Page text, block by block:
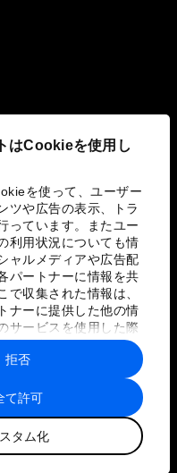
はCookieを使用し
を使って、ユーザー
ツや広告の表示、トラ
っています。またユー
利用状況についても情
ャルメディアや広告配
パートナーに情報を共
で収集された情報は、
ナーに提供した他の情
サービスを使用した際
組み合わされ、各パー
されることがありま
て許可
タム化
拒否
と利用規約
プ
ォーラム